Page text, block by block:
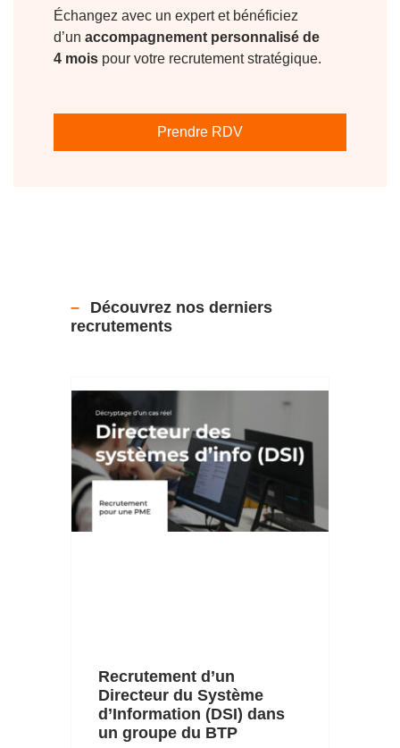
Échangez avec un expert et bénéficiez
d’un accompagnement personnalisé de
4 mois pour votre recrutement stratégique.
Prendre RDV
Découvrez nos derniers
recrutements
Recrutement d’un
Directeur du Système
d’Information (DSI) dans
un groupe du BTP